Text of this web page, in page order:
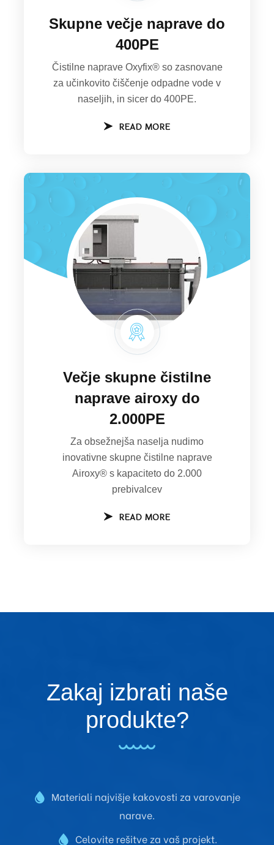
Skupne večje naprave do
400PE
Čistilne naprave Oxyfix® so zasnovane
za učinkovito čiščenje odpadne vode v
naseljih, in sicer do 400PE.
READ MORE
Večje skupne čistilne
naprave airoxy do
2.000PE
Za obsežnejša naselja nudimo
inovativne skupne čistilne naprave
Airoxy® s kapaciteto do 2.000
prebivalcev
READ MORE
Zakaj izbrati naše
produkte?
Materiali najvišje kakovosti za varovanje
narave.
Celovite rešitve za vaš projekt.